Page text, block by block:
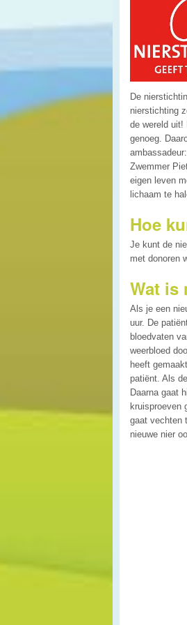
De
nierstichting
de wereld uit!
genoeg.
ambassadeur:
Zwemmer
eigen leven
lichaam te
Hoe
Je kunt de
met donoren
Wat is
Als je een
uur. De
bloedvaten
weerbloed
heeft
patiënt. Als
Daarna gaat
kruisproeven
gaat vechten
nieuwe nier